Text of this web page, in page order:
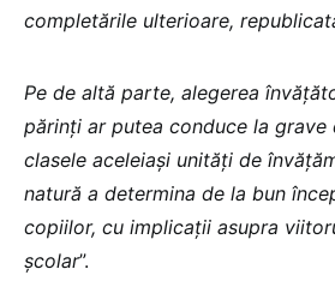
completările ulterioare,
Pe de altă parte, alegerea
părinți ar putea conduce la grave
clasele aceleiași unităţi de
natură a determina de la bun
copiilor, cu implicaţii asupra
şcolar”.